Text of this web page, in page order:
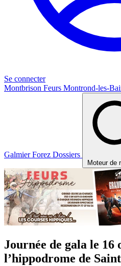
Se connecter
Montbrison Feurs Montrond-les-
GalmierForez Dossiers
Moteur de
Journée de gala le 16
l’hippodrome de